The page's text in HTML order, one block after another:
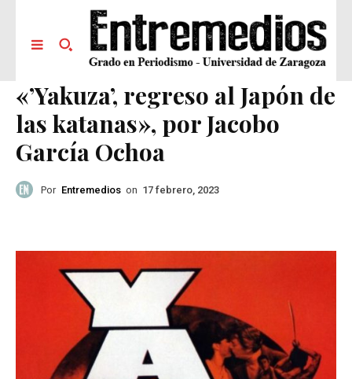
«’Yakuza’, regreso al Japón de
las katanas», por Jacobo
García Ochoa
Por Entremedios on 17 febrero, 2023